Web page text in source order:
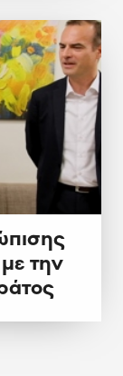
την